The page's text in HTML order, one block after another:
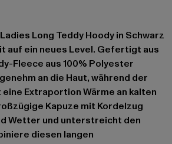
Long Teddy Hoody in Schwarz
auf ein neues Level. Gefertigt aus
Fleece aus 100% Polyester
an die Haut, während der
Extraportion Wärme an kalten
Kapuze mit Kordelzug
Wetter und unterstreicht den
diesen langen